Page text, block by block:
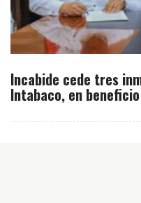
Incabide cede tres
Intabaco, en